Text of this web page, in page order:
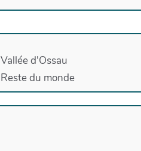
Vallée d'Ossau
Reste du monde